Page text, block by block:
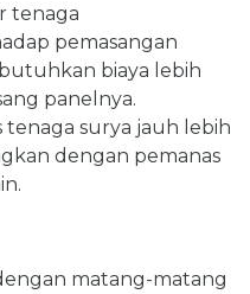
tenaga
pemasangan
biaya lebih
panelnya.
surya jauh lebih
dengan pemanas
matang-matang